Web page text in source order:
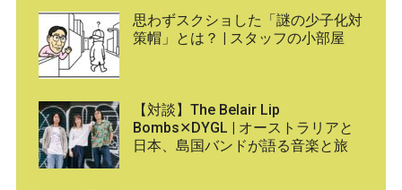
思わずスクショした「謎の少子化対
策帽」とは？ | スタッフの小部屋
【対談】The Belair Lip
Bombs✕DYGL | オーストラリアと
日本、島国バンドが語る音楽と旅